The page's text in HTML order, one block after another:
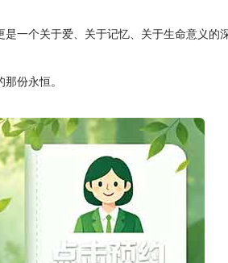
一个关于爱、关于记忆、关于生命意义的
份永恒。